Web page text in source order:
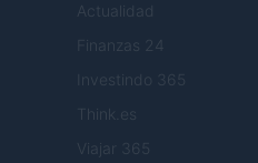
Actualidad
Finanzas 24
Investindo 365
Think.es
Viajar 365